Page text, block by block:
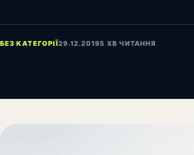
БЕЗ КАТЕГОРІЇ29.12.20195 ХВ ЧИТАННЯ